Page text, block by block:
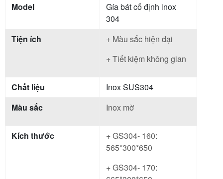
Model
Gía bát cố định inox
304
Tiện ích
+ Màu sắc hiện đại
+ Tiết kiệm không gian
Chất liệu
Inox SUS304
Màu sắc
Inox mờ
Kích thước
+ GS304- 160:
565*300*650
+ GS304- 170: